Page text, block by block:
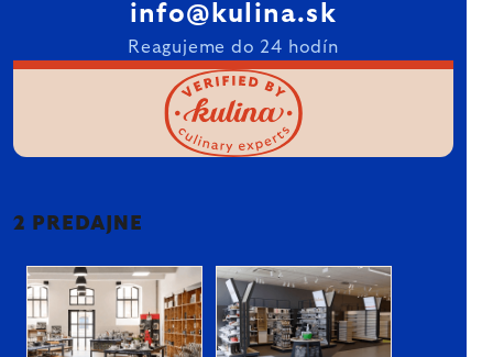
info@kulina.sk
Reagujeme do 24 hodín
2 PREDAJNE